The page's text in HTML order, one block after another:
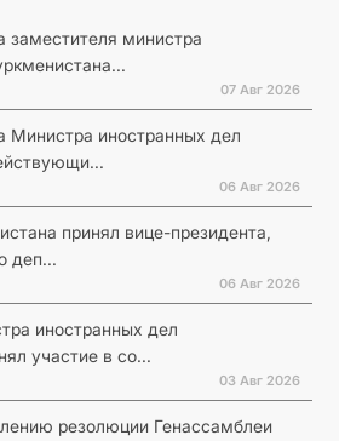
заместителя министра
07 Авг 2026
Министра иностранных дел
06 Авг 2026
принял вице-президента,
деп...
06 Авг 2026
иностранных дел
участие в со...
03 Авг 2026
резолюции Генассамблеи